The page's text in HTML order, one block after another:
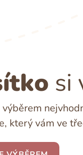
si
který vám ve